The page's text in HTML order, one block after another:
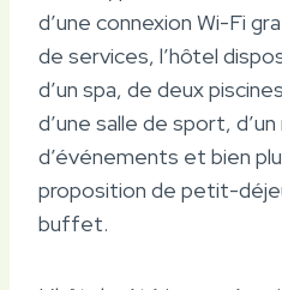
d’une connexion Wi-Fi
de services, l’hôtel
d’un spa, de deux
d’une salle de sport,
d’événements et bien
proposition de petit-
buffet.